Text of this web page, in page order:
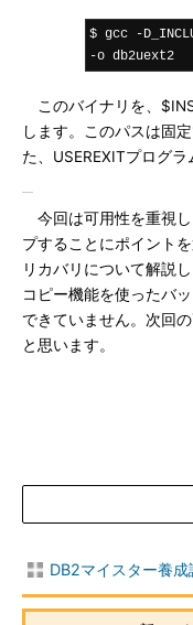
$ gcc -
-o db2uext2
このバイナリを、
します。このパスは固
た、USEREXITプログラ
今回は可用性を重視
プすることにポイント
リカバリについて解説
コピー機能を使ったバ
できていません。次回
と思います。
DB2マイスター養